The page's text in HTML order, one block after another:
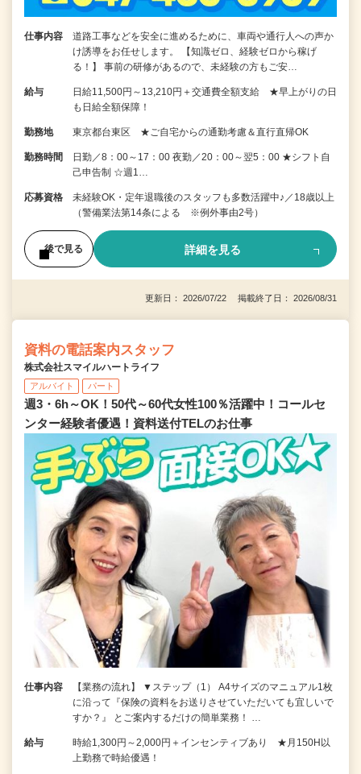
仕事内容
道路工事などを安全に進めるために、車両や通行人への声か
け誘導をお任せします。 【知識ゼロ、経験ゼロから稼げ
る！】 事前の研修があるので、未経験の方もご安…
給与
日給11,500円～13,210円＋交通費全額支給 ★早上がりの日
も日給全額保障！
勤務地 東京都台東区 ★ご自宅からの通勤考慮＆直行直帰OK
勤務時間
日勤／8：00～17：00 夜勤／20：00～翌5：00 ★シフト自
己申告制 ☆週1…
応募資格
未経験OK・定年退職後のスタッフも多数活躍中♪／18歳以上
（警備業法第14条による ※例外事由2号）
後で見る 詳細を見る
更新日： 2026/07/22 掲載終了日： 2026/08/31
資料の電話案内スタッフ
株式会社スマイルハートライフ
アルバイト パート
週3・6h～OK！50代～60代女性100％活躍中！コールセ
ンター経験者優遇！資料送付TELのお仕事
仕事内容
【業務の流れ】 ▼ステップ（1） A4サイズのマニュアル1枚
に沿って『保険の資料をお送りさせていただいても宜しいで
すか？』 とご案内するだけの簡単業務！ …
給与
時給1,300円～2,000円＋インセンティブあり ★月150H以
上勤務で時給優遇！